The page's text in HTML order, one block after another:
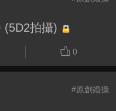
(5D2拍攝)
0
#原創婚攝